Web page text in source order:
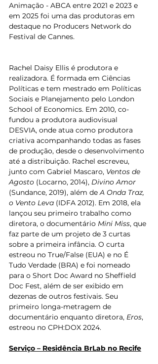
Animação - ABCA entre 2021 e 2023 e
em 2025 foi uma das produtoras em
destaque no Producers Network do
Festival de Cannes.
Rachel Daisy Ellis é produtora e
realizadora. É formada em Ciências
Políticas e tem mestrado em Políticas
Sociais e Planejamento pelo London
School of Economics. Em 2010, co-
fundou a produtora audiovisual
DESVIA, onde atua como produtora
criativa acompanhando todas as fases
de produção, desde o desenvolvimento
até a distribuição. Rachel escreveu,
junto com Gabriel Mascaro, Ventos de
Agosto (Locarno, 2014), Divino Amor
(Sundance, 2019), além de A Onda Traz,
o Vento Leva (IDFA 2012). Em 2018, ela
lançou seu primeiro trabalho como
diretora, o documentário Mini Miss, que
faz parte de um projeto de 3 curtas
sobre a primeira infância. O curta
estreou no True/False (EUA) e no É
Tudo Verdade (BRA) e foi nomeado
para o Short Doc Award no Sheffield
Doc Fest, além de ser exibido em
dezenas de outros festivais. Seu
primeiro longa-metragem de
documentário enquanto diretora, Eros,
estreou no CPH:DOX 2024.
Serviço – Residência BrLab no Recife